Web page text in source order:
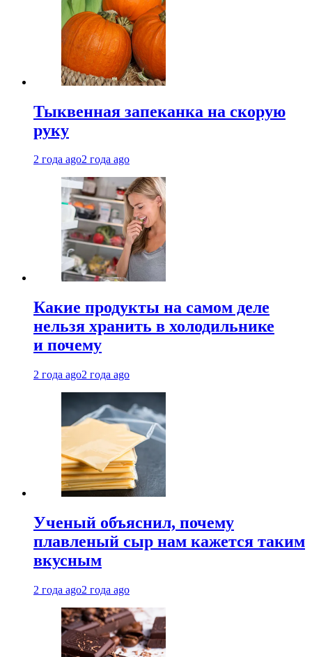
Тыквенная запеканка на скорую
руку
2 года ago2 года ago
Какие продукты на самом деле
нельзя хранить в холодильнике
и почему
2 года ago2 года ago
Ученый объяснил, почему
плавленый сыр нам кажется таким
вкусным
2 года ago2 года ago